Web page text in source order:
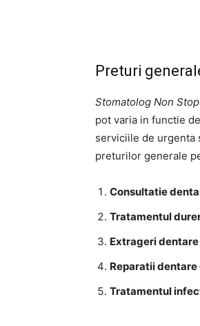
Preturi
Stomatolog Non
pot varia in functie
serviciile de urgenta
preturilor generale
Consultatie
Tratamentul
Extrageri
Reparatii
Tratamentul